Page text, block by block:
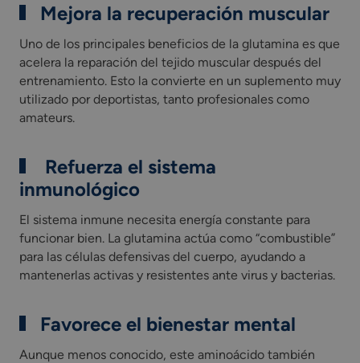
Mejora la recuperación muscular
Uno de los principales beneficios de la glutamina es que
acelera la reparación del tejido muscular después del
entrenamiento. Esto la convierte en un suplemento muy
utilizado por deportistas, tanto profesionales como
amateurs.
️ Refuerza el sistema
inmunológico
El sistema inmune necesita energía constante para
funcionar bien. La glutamina actúa como “combustible”
para las células defensivas del cuerpo, ayudando a
mantenerlas activas y resistentes ante virus y bacterias.
Favorece el bienestar mental
Aunque menos conocido, este aminoácido también